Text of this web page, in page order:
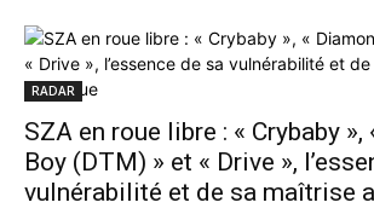
RADAR
SZA en roue libre : « Crybaby »,
Boy (DTM) » et « Drive »,
vulnérabilité et de sa maîtrise